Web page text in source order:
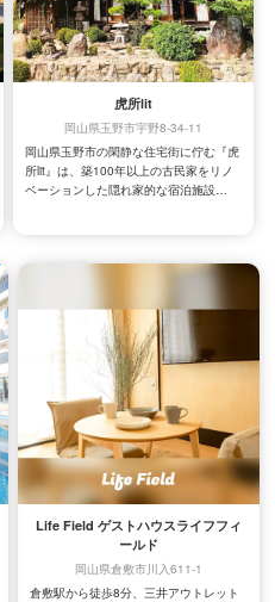
虎所lit
岡山県玉野市宇野8-34-11
岡山県玉野市の閑静な住宅街に佇む『虎
所lit』は、築100年以上の古民家をリノ
ベーションした隠れ家的な宿泊施設で
ます。鳥のさえずりが響き、四季折々の
た、直島や豊島など瀬戸内海の島々への
アクセスが良く、観光の拠点としても最
間で、心安らぐ贅沢な時間をぜひ体験し
てみませんか？
Life Field ゲストハウスライフフィ
ールド
岡山県倉敷市川入611-1
倉敷駅から徒歩8分、三井アウトレット